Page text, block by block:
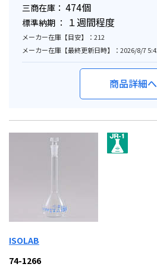
三商在庫： 474個
標準納期 ： １週間程度
メーカー在庫【目安】：212
メーカー在庫【最終更新日時】：2026/8/7
商品詳細へ
ISOLAB
74-1266